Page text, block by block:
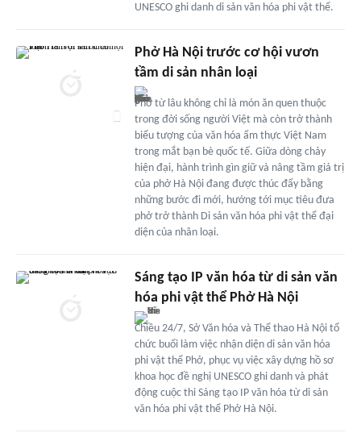
UNESCO ghi danh di sản văn hóa phi vật thể.
Phở Hà Nội trước cơ hội vươn
tầm di sản nhân loại
Phở từ lâu không chỉ là món ăn quen thuộc
trong đời sống người Việt mà còn trở thành
biểu tượng của văn hóa ẩm thực Việt Nam
trong mắt bạn bè quốc tế. Giữa dòng chảy
hiện đại, hành trình gìn giữ và nâng tầm giá trị
của phở Hà Nội đang được thúc đẩy bằng
những bước đi mới, hướng tới mục tiêu đưa
phở trở thành Di sản văn hóa phi vật thể đại
diện của nhân loại.
Sáng tạo IP văn hóa từ di sản văn
hóa phi vật thể Phở Hà Nội
Chiều 24/7, Sở Văn hóa và Thể thao Hà Nội tổ
chức buổi làm việc nhận diện di sản văn hóa
phi vật thể Phở, phục vụ việc xây dựng hồ sơ
khoa học đề nghị UNESCO ghi danh và phát
động cuộc thi Sáng tạo IP văn hóa từ di sản
văn hóa phi vật thể Phở Hà Nội.